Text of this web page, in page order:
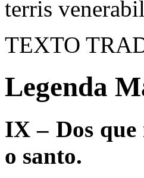
terris
TEXTO
Legenda
IX – Dos que
o santo.